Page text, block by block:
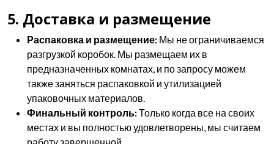
5. Доставка и размещение
Распаковка и размещение: Мы не ограничиваемся
разгрузкой коробок. Мы размещаем их в
предназначенных комнатах, и по запросу можем
также заняться распаковкой и утилизацией
упаковочных материалов.
Финальный контроль:Только когда все на своих
местах и вы полностью удовлетворены, мы считаем